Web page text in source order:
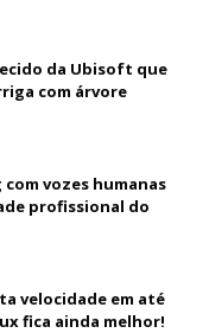
da Ubisoft que
com árvore
com vozes humanas
profissional do
velocidade em até
fica ainda melhor!